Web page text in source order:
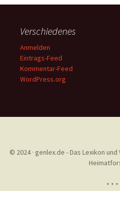
Verschiedenes
Anmelden
Eintrags-Feed
Kommentar-Feed
WordPress.org
© 2024 · genlex.de - Das Lexikon
* * *